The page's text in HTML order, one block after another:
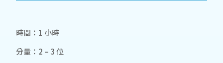
時間：1 小時
分量：2 – 3 位